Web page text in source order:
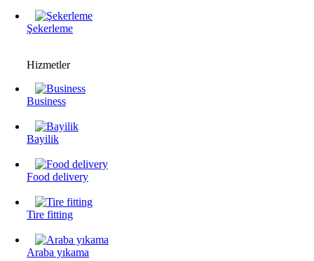
Şekerleme
Hizmetler
Business
Bayilik
Food delivery
Tire fitting
Araba yıkama